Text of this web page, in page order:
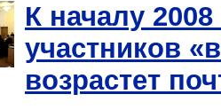
К началу
участников
возрастет